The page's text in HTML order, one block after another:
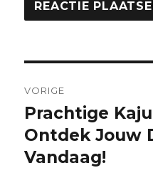
VORIGE
Vorige
bericht:
Prachtige
Ontdek Jouw
Vandaag!